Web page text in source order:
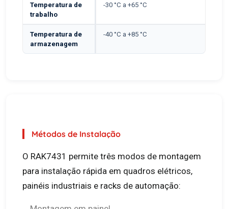
Temperatura de
trabalho
-30 °C a +65 °C
Temperatura de
armazenagem
-40 °C a +85 °C
Métodos de Instalação
O RAK7431 permite três modos de montagem
para instalação rápida em quadros elétricos,
painéis industriais e racks de automação: